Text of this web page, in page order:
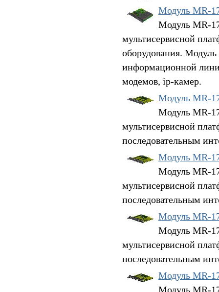
Модуль MR-
Модуль MR-
мультисервисной
оборудования.
информационной
модемов, ip-камер.
Модуль MR-
Модуль MR-
мультисервисной
последовательным
Модуль MR-
Модуль MR-
мультисервисной
последовательным
Модуль MR-
Модуль MR-
мультисервисной
последовательным
Модуль MR-
Модуль MR-